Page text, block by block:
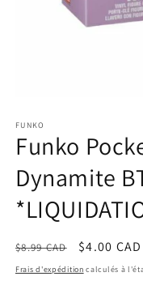
média
1
dans
fenêtre
modale
FUNKO
Funko
Dynamite
Prix
habituel
$8.99 CAD
Prix
$4.00 CAD
Frais d'expédition calculés à